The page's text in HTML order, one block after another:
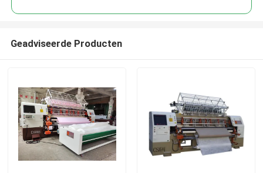
Geadviseerde Producten